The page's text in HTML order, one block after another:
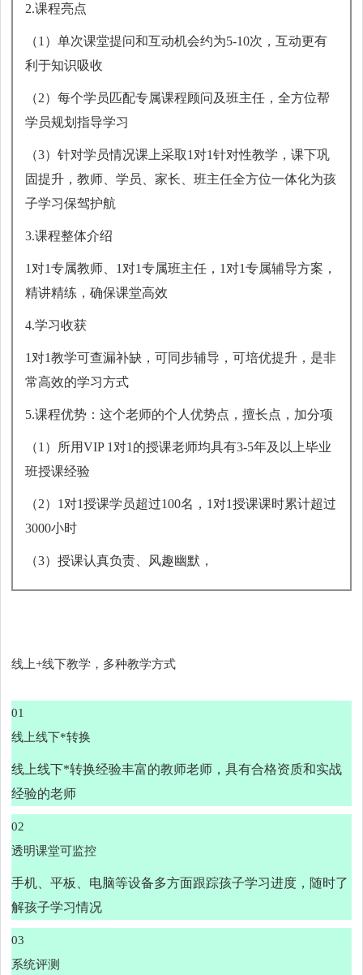
2.课程亮点
（1）单次课堂提问和互动机会约为5-10次，互动更有
利于知识吸收
（2）每个学员匹配专属课程顾问及班主任，全方位帮
学员规划指导学习
（3）针对学员情况课上采取1对1针对性教学，课下巩
固提升，教师、学员、家长、班主任全方位一体化为孩
子学习保驾护航
3.课程整体介绍
1对1专属教师、1对1专属班主任，1对1专属辅导方案，
精讲精练，确保课堂高效
4.学习收获
1对1教学可查漏补缺，可同步辅导，可培优提升，是非
常高效的学习方式
5.课程优势：这个老师的个人优势点，擅长点，加分项
（1）所用VIP 1对1的授课老师均具有3-5年及以上毕业
班授课经验
（2）1对1授课学员超过100名，1对1授课课时累计超过
3000小时
（3）授课认真负责、风趣幽默，
线上+线下教学，多种教学方式
01
线上线下*转换
线上线下*转换经验丰富的教师老师，具有合格资质和实战
经验的老师
02
透明课堂可监控
手机、平板、电脑等设备多方面跟踪孩子学习进度，随时了
解孩子学习情况
03
系统评测